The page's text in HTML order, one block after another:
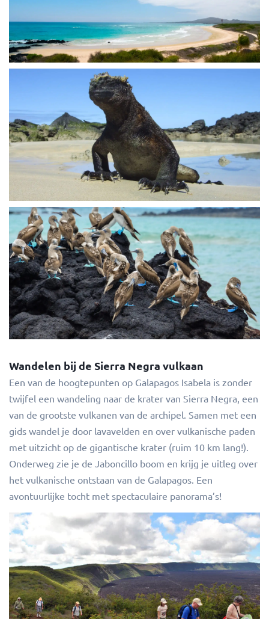
Wandelen bij de Sierra Negra vulkaan
Een van de hoogtepunten op Galapagos Isabela is zonder
twijfel een wandeling naar de krater van Sierra Negra, een
van de grootste vulkanen van de archipel. Samen met een
gids wandel je door lavavelden en over vulkanische paden
met uitzicht op de gigantische krater (ruim 10 km lang!).
Onderweg zie je de Jaboncillo boom en krijg je uitleg over
het vulkanische ontstaan van de Galapagos. Een
avontuurlijke tocht met spectaculaire panorama’s!